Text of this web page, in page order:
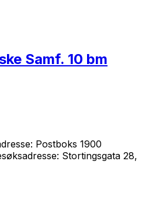
Samf. 10 bm
Postboks 1900
Stortingsgata 28,